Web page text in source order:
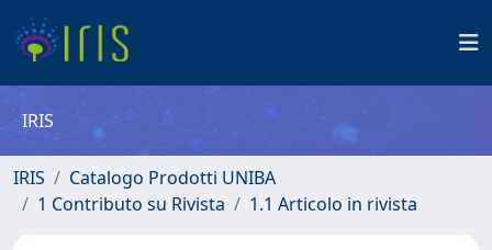
IRIS
IRIS
Catalogo Prodotti UNIBA
1 Contributo su Rivista
1.1 Articolo in rivista